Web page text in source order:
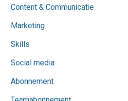
Content & Communicatie
Marketing
Skills
Social media
Abonnement